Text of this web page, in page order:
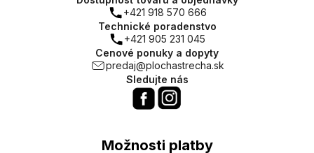
+421 918 570 666
Technické poradenstvo
+421 905 231 045
Cenové ponuky a dopyty
predaj@plochastrecha.sk
Sledujte nás
Možnosti platby